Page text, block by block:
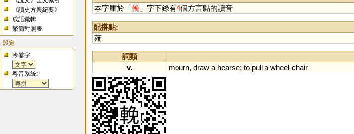
《讀史方輿紀要》
成語彙輯
繁簡對照表
設定
冷僻字:
粵音系統:
本字庫於「輓」字下錄有4個方言點的讀音
配搭點:
薤
詞類
v.
mourn, draw a hearse; to pull a wheel-chair